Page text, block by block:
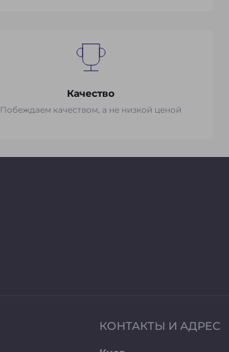
Качество
Побеждаем качеством, а не низкой ценой
КОНТАКТЫ И АДРЕС